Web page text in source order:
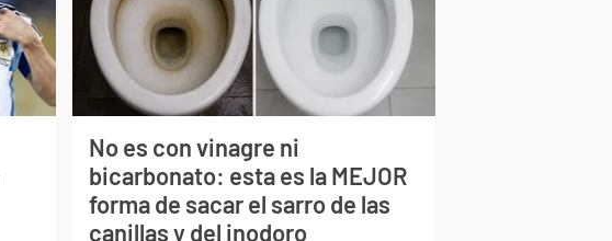
No es con vinagre ni
bicarbonato: esta es la MEJOR
forma de sacar el sarro de las
canillas y del inodoro